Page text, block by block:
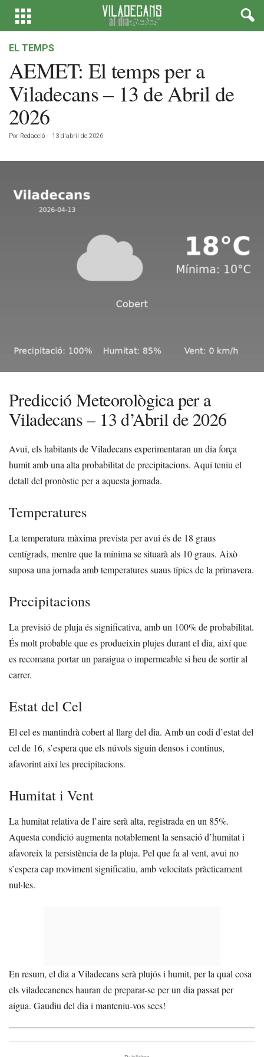
EL TEMPS
AEMET: El temps per a
Viladecans – 13 de Abril de
2026
Por Redacció - 13 d'abril de 2026
Predicció Meteorològica per a
Viladecans – 13 d’Abril de 2026
Avui, els habitants de Viladecans experimentaran un dia força
humit amb una alta probabilitat de precipitacions. Aquí teniu el
detall del pronòstic per a aquesta jornada.
Temperatures
La temperatura màxima prevista per avui és de 18 graus
centígrads, mentre que la mínima se situarà als 10 graus. Això
suposa una jornada amb temperatures suaus típics de la primavera.
Precipitacions
La previsió de pluja és significativa, amb un 100% de probabilitat.
És molt probable que es produeixin plujes durant el dia, així que
es recomana portar un paraigua o impermeable si heu de sortir al
carrer.
Estat del Cel
El cel es mantindrà cobert al llarg del dia. Amb un codi d’estat del
cel de 16, s’espera que els núvols siguin densos i continus,
afavorint així les precipitacions.
Humitat i Vent
La humitat relativa de l’aire serà alta, registrada en un 85%.
Aquesta condició augmenta notablement la sensació d’humitat i
afavoreix la persistència de la pluja. Pel que fa al vent, avui no
s’espera cap moviment significatiu, amb velocitats pràcticament
nul·les.
En resum, el dia a Viladecans serà plujós i humit, per la qual cosa
els viladecanencs hauran de preparar-se per un dia passat per
aigua. Gaudiu del dia i manteniu-vos secs!